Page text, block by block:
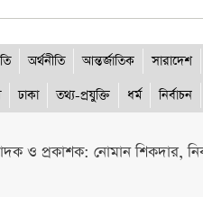
অর্থনীতি আন্তর্জাতিক সারাদেশ
ঢাকা তথ্য-প্রযুক্তি ধর্ম নির্বাচন
ও প্রকাশক: নোমান শিকদার,